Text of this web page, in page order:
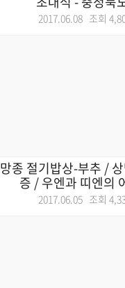
2017.06.08 조회
망종 절기밥상-부추 /
증 / 우엔과 띠엔의
2017.06.05 조회